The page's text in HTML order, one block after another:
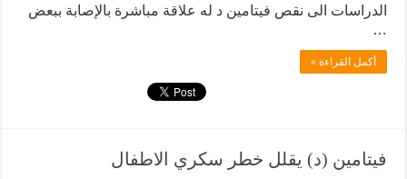
الدراسات الى نقص فيتامين د له علاقة مباشرة بالإصابة ببعض
…
أكمل القراءة »
فيتامين (د) يقلل خطر سكري الاطفال